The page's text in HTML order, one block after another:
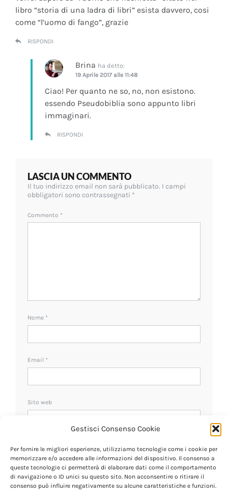
Gestisci Consenso Cookie
Per fornire le migliori esperienze, utilizziamo tecnologie come i cookie per
memorizzare e/o accedere alle informazioni del dispositivo. Il consenso a
queste tecnologie ci permetterà di elaborare dati come il comportamento
di navigazione o ID unici su questo sito. Non acconsentire o ritirare il
consenso può influire negativamente su alcune caratteristiche e funzioni.
libro “storia di una ladra di libri” esista davvero, cosi
come “l’uomo di fango”, grazie
RISPONDI
Brina ha detto:
19 Aprile 2017 alle 11:48
Ciao! Per quanto ne so, no, non esistono.
essendo Pseudobiblia sono appunto libri
immaginari.
RISPONDI
LASCIA UN COMMENTO
Il tuo indirizzo email non sarà pubblicato. I campi
obbligatori sono contrassegnati *
Commento *
Nome *
Email *
Sito web